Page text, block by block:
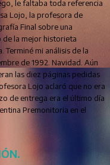
le faltaba toda referencia
Lojo, la profesora de
Final sobre una
de la mejor historieta
Terminé mi análisis de la
de 1992. Navidad. Aún
las diez páginas pedidas
Lojo aclaró que no era
de entrega era el último día
Premonitoria en el